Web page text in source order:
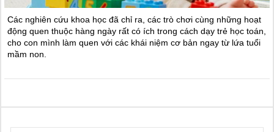
Các nghiên cứu khoa học đã chỉ ra, các trò chơi cùng những hoạt
động quen thuộc hàng ngày rất có ích trong cách dạy trẻ học toán,
cho con mình làm quen với các khái niệm cơ bản ngay từ lứa tuổi
mầm non.